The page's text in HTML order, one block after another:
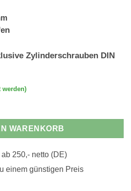
€
Zylinderschrauben DIN
werden)
WARENKORB
250,- netto (DE)
einem günstigen Preis